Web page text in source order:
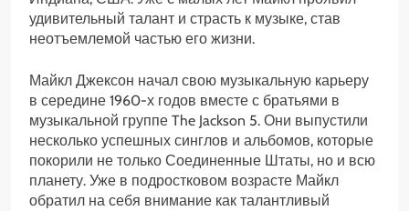
удивительный талант и страсть к музыке, став
неотъемлемой частью его жизни.
Майкл Джексон начал свою музыкальную карьеру
в середине 1960-х годов вместе с братьями в
музыкальной группе The Jackson 5. Они выпустили
несколько успешных синглов и альбомов, которые
покорили не только Соединенные Штаты, но и всю
планету. Уже в подростковом возрасте Майкл
обратил на себя внимание как талантливый